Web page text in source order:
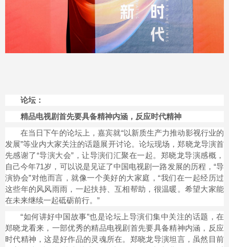
论坛：
精品电视剧首先要具备精神内涵，反应时代精神
在当日下午的论坛上，嘉宾就“以新质生产力推动影视行业的
发展”等业内大家关注的话题展开讨论。论坛现场，郑晓龙导演首
先感谢了“导演大会”，让导演们汇聚在一起。郑晓龙导演感概，
自己今年71岁，可以说是见证了中国电视剧一路发展的历程，“导
演协会”对他而言，就像一个美好的大家庭，“我们在一起经历过
这些年的风风雨雨，一起扶持、互相帮助，很温暖。希望大家能
在未来继续一起砥砺前行。”
“如何讲好中国故事”也是论坛上导演们集中关注的话题，在
郑晓龙看来，一部优秀的精品电视剧首先要具备精神内涵，反应
时代精神，这是好作品的灵魂所在。郑晓龙导演坦言，虽然目前